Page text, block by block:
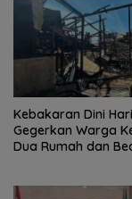
Kebakaran Dini Hari
Gegerkan Warga
Dua Rumah dan